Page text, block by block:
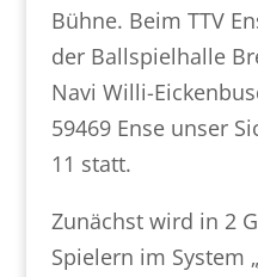
Bühne. Beim TTV
der Ballspielhalle
Navi Willi-
59469 Ense unser
11 statt.
Zunächst wird in 2
Spielern im System